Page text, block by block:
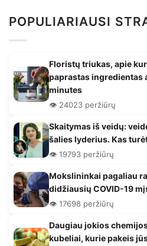
POPULIARIAUSI
Floristų triukas, apie
paprastas ingredientas
minutes
👁️ 24023 peržiūrų
Skaitymas iš veidų:
šalies lyderius. Kas
👁️ 19793 peržiūrų
Mokslininkai pagaliau
didžiausių COVID-19
👁️ 17698 peržiūrų
Daugiau jokios
kubeliai, kurie pakeis